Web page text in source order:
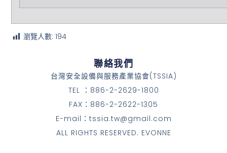
瀏覽人數: 194
聯絡我們
台灣安全設備與服務產業協會(TSSIA)
TEL ：886-2-2629-1800
FAX：886-2-2622-1305
E-mail：tssia.tw@gmail.com
ALL RIGHTS RESERVED. EVONNE